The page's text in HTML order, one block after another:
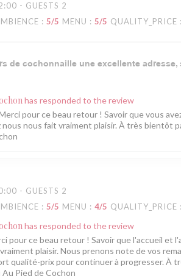
- GUESTS 2
: 5/5 MENU : 5/5 QUALITY_PRICE
de cochonnaille une excellente adresse,
has responded to the review
pour ce beau retour ! Savoir que vous
nous fait vraiment plaisir. À très bientôt
- GUESTS 2
: 5/5 MENU : 4/5 QUALITY_PRICE
has responded to the review
pour ce beau retour ! Savoir que l'accueil et
plaisir. Nous prenons note de vos
qualité-prix pour continuer à progresser. À
Pied de Cochon